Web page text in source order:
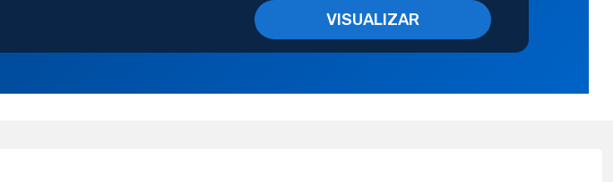
VISUALIZAR